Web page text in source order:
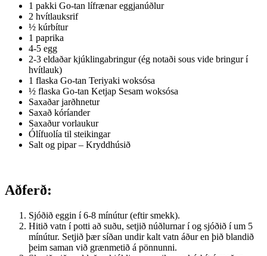
1 pakki Go-tan lífrænar eggjanúðlur
2 hvítlauksrif
½ kúrbítur
1 paprika
4-5 egg
2-3 eldaðar kjúklingabringur (ég notaði sous vide bringur í
hvítlauk)
1 flaska Go-tan Teriyaki woksósa
½ flaska Go-tan Ketjap Sesam woksósa
Saxaðar jarðhnetur
Saxað kóríander
Saxaður vorlaukur
Ólífuolía til steikingar
Salt og pipar – Kryddhúsið
Aðferð:
Sjóðið eggin í 6-8 mínútur (eftir smekk).
Hitið vatn í potti að suðu, setjið núðlurnar í og sjóðið í um 5
mínútur. Setjið þær síðan undir kalt vatn áður en þið blandið
þeim saman við grænmetið á pönnunni.